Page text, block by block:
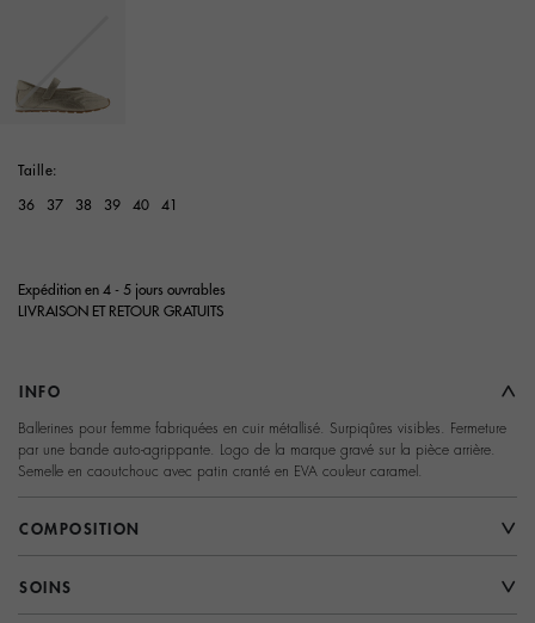
Taille:
36 37 38 39 40 41
Expédition en 4 - 5 jours ouvrables
LIVRAISON ET RETOUR GRATUITS
INFO
Ballerines pour femme fabriquées en cuir métallisé. Surpiqûres visibles. Fermeture
par une bande auto-agrippante. Logo de la marque gravé sur la pièce arrière.
Semelle en caoutchouc avec patin cranté en EVA couleur caramel.
COMPOSITION
SOINS